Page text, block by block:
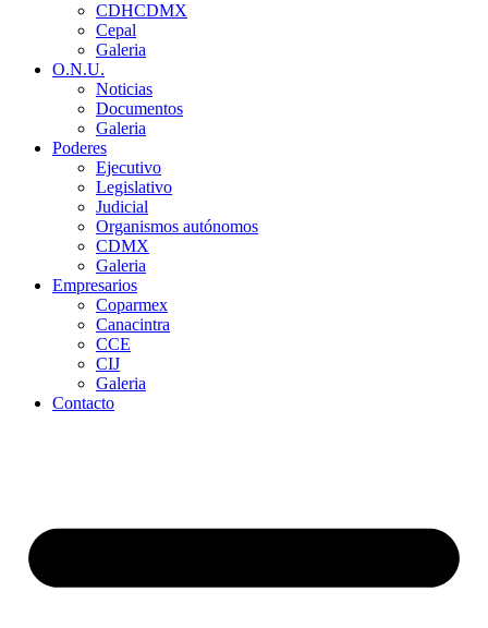
CDHCDMX
Cepal
Galeria
O.N.U.
Noticias
Documentos
Galeria
Poderes
Ejecutivo
Legislativo
Judicial
Organismos autónomos
CDMX
Galeria
Empresarios
Coparmex
Canacintra
CCE
CIJ
Galeria
Contacto